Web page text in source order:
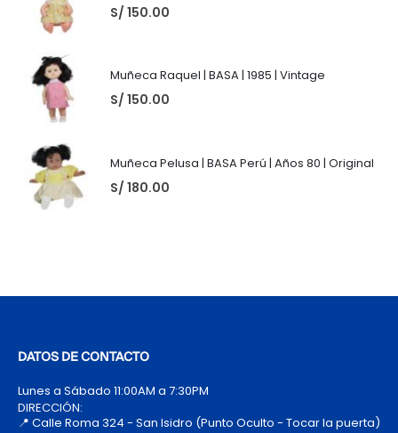
S/ 150.00
Muñeca Raquel | BASA | 1985 | Vintage
S/ 150.00
Muñeca Pelusa | BASA Perú | Años 80 | Original
S/ 180.00
DATOS DE CONTACTO
Lunes a Sábado 11:00AM a 7:30PM
DIRECCIÓN:
📍 Calle Roma 324 - San Isidro (Punto Oculto - Tocar la puerta)